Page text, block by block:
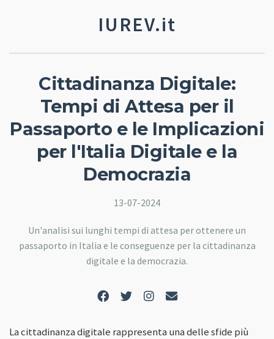
IUREV.it
Cittadinanza Digitale:
Tempi di Attesa per il
Passaporto e le Implicazioni
per l'Italia Digitale e la
Democrazia
13-07-2024
Un'analisi sui lunghi tempi di attesa per ottenere un
passaporto in Italia e le conseguenze per la cittadinanza
digitale e la democrazia.
La cittadinanza digitale rappresenta una delle sfide più